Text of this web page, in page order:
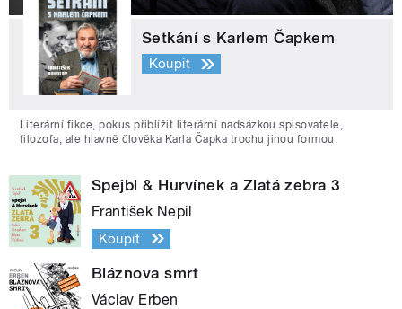
Setkání s Karlem Čapkem
Koupit
Literární fikce, pokus přiblížit literární nadsázkou spisovatele,
filozofa, ale hlavně člověka Karla Čapka trochu jinou formou.
Spejbl & Hurvínek a Zlatá zebra 3
František Nepil
Koupit
Bláznova smrt
Václav Erben